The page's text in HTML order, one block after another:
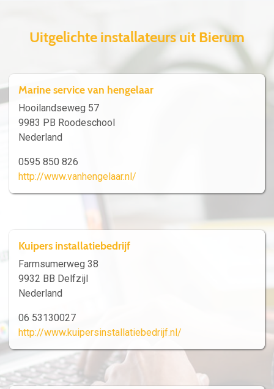
Uitgelichte installateurs uit Bierum
Marine service van hengelaar
Hooilandseweg 57
9983 PB Roodeschool
Nederland
0595 850 826
http://www.vanhengelaar.nl/
Kuipers installatiebedrijf
Farmsumerweg 38
9932 BB Delfzijl
Nederland
06 53130027
http://www.kuipersinstallatiebedrijf.nl/